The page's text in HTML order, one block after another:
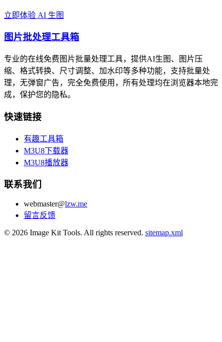
立即体验 AI 生图
图片批处理工具箱
专业的在线免费图片批量处理工具，提供AI生图、图片压
缩、格式转换、尺寸调整、加水印等多种功能，支持批量处
理，无弹窗广告，完全免费使用，所有处理均在浏览器本地完
成，保护您的隐私。
快速链接
有趣工具箱
M3U8下载器
M3U8播放器
联系我们
webmaster@lzw.me
留言反馈
© 2026 Image Kit Tools. All rights reserved. sitemap.xml